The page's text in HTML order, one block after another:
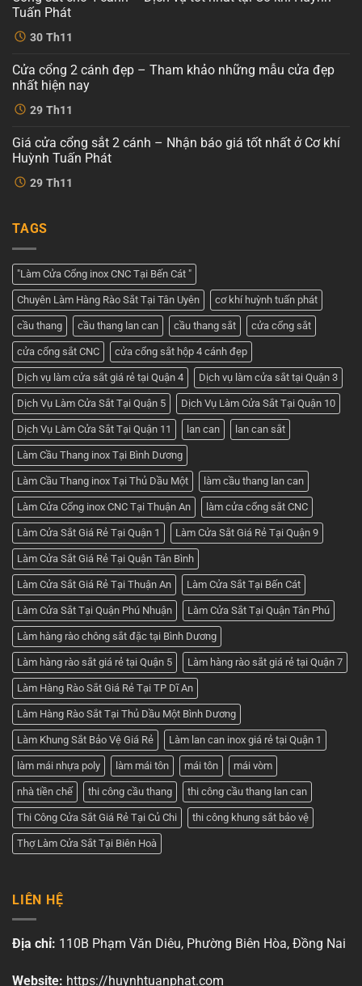
Mẫu
cổng
sắt
cnc
cánh
hiện
đại
tại
Cơ
khí
Phát
30 Th11
Tuấn Phát
Không
có
luận
ở
Cổng
sắt
cnc
4
Dịch
vụ
tốt
nhất
tại
Tuấn
29 Th11
Cửa cổng 2 cánh đẹp – Tham khảo những mẫu cửa đẹp
nhất hiện nay
Không
có
ở
Cửa
cổng
cánh
khảo
mẫu
đẹp
nhất
hiện
nay
29 Th11
Giá cửa cổng sắt 2 cánh – Nhận báo giá tốt nhất ở Cơ khí
Huỳnh Tuấn Phát
Không
có
Giá
cổng
2
cánh
–
Nhận
báo
giá
tốt
nhất
Cơ
khí
Huỳnh
Tuấn
Phát
TAGS
"Làm Cửa Cổng inox CNC Tại Bến Cát "
Chuyên Làm Hàng Rào Sắt Tại Tân Uyên cơ khí huỳnh tuấn phát
cầu thang cầu thang lan can cầu thang sắt cửa cổng sắt
cửa cổng sắt CNC cửa cổng sắt hộp 4 cánh đẹp
Dịch vụ làm cửa sắt giá rẻ tại Quận 4 Dịch vụ làm cửa sắt tại Quận 3
Dịch Vụ Làm Cửa Sắt Tại Quận 5 Dịch Vụ Làm Cửa Sắt Tại Quận 10
Dịch Vụ Làm Cửa Sắt Tại Quận 11 lan can lan can sắt
Làm Cầu Thang inox Tại Bình Dương
Làm Cầu Thang inox Tại Thủ Dầu Một làm cầu thang lan can
Làm Cửa Cổng inox CNC Tại Thuận An làm cửa cổng sắt CNC
Làm Cửa Sắt Giá Rẻ Tại Quận 1 Làm Cửa Sắt Giá Rẻ Tại Quận 9
Làm Cửa Sắt Giá Rẻ Tại Quận Tân Bình
Làm Cửa Sắt Giá Rẻ Tại Thuận An Làm Cửa Sắt Tại Bến Cát
Làm Cửa Sắt Tại Quận Phú Nhuận Làm Cửa Sắt Tại Quận Tân Phú
Làm hàng rào chông sắt đặc tại Bình Dương
Làm hàng rào sắt giá rẻ tại Quận 5 Làm hàng rào sắt giá rẻ tại Quận 7
Làm Hàng Rào Sắt Giá Rẻ Tại TP Dĩ An
Làm Hàng Rào Sắt Tại Thủ Dầu Một Bình Dương
Làm Khung Sắt Bảo Vệ Giá Rẻ Làm lan can inox giá rẻ tại Quận 1
làm mái nhựa poly làm mái tôn mái tôn mái vòm
nhà tiền chế thi công cầu thang thi công cầu thang lan can
Thi Công Cửa Sắt Giá Rẻ Tại Củ Chi thi công khung sắt bảo vệ
Thợ Làm Cửa Sắt Tại Biên Hoà
LIÊN HỆ
Địa chỉ: 110B Phạm Văn Diêu, Phường Biên Hòa, Đồng Nai
Website: https://huynhtuanphat.com